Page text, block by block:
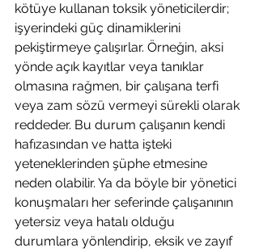
kötüye kullanan toksik yöneticilerdir;
işyerindeki güç dinamiklerini
pekiştirmeye çalışırlar. Örneğin, aksi
yönde açık kayıtlar veya tanıklar
olmasına rağmen, bir çalışana terfi
veya zam sözü vermeyi sürekli olarak
reddeder. Bu durum çalışanın kendi
hafızasından ve hatta işteki
yeteneklerinden şüphe etmesine
neden olabilir. Ya da böyle bir yönetici
konuşmaları her seferinde çalışanının
yetersiz veya hatalı olduğu
durumlara yönlendirip, eksik ve zayıf